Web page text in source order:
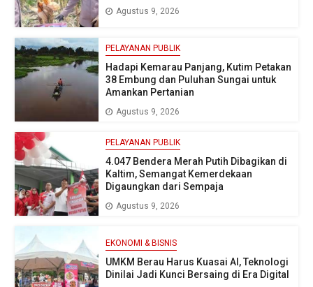
Agustus 9, 2026
PELAYANAN PUBLIK
Hadapi Kemarau Panjang, Kutim Petakan
38 Embung dan Puluhan Sungai untuk
Amankan Pertanian
Agustus 9, 2026
PELAYANAN PUBLIK
4.047 Bendera Merah Putih Dibagikan di
Kaltim, Semangat Kemerdekaan
Digaungkan dari Sempaja
Agustus 9, 2026
EKONOMI & BISNIS
UMKM Berau Harus Kuasai AI, Teknologi
Dinilai Jadi Kunci Bersaing di Era Digital